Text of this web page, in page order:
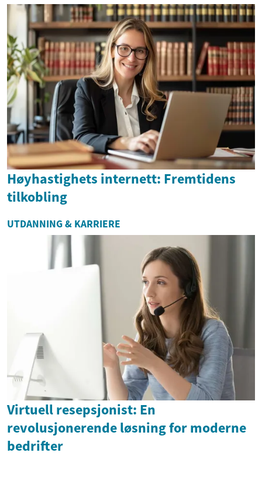
Høyhastighets internett: Fremtidens
tilkobling
UTDANNING & KARRIERE
Virtuell resepsjonist: En
revolusjonerende løsning for moderne
bedrifter